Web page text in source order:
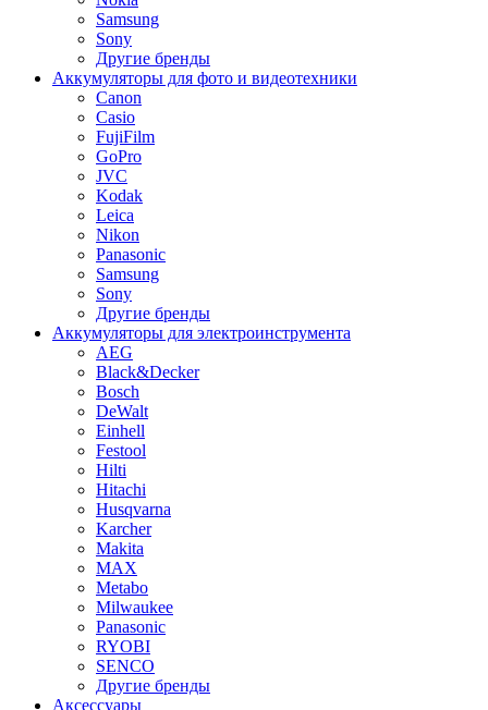
Samsung
Sony
Другие бренды
Аккумуляторы для фото и видеотехники
Canon
Casio
FujiFilm
GoPro
JVC
Kodak
Leica
Nikon
Panasonic
Samsung
Sony
Другие бренды
Аккумуляторы для электроинструмента
AEG
Black&Decker
Bosch
DeWalt
Einhell
Festool
Hilti
Hitachi
Husqvarna
Karcher
Makita
MAX
Metabo
Milwaukee
Panasonic
RYOBI
SENCO
Другие бренды
Аксессуары